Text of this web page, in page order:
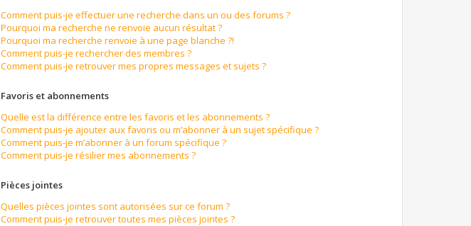
Comment puis-je effectuer une recherche dans un ou des forums ?
Pourquoi ma recherche ne renvoie aucun résultat ?
Pourquoi ma recherche renvoie à une page blanche ?!
Comment puis-je rechercher des membres ?
Comment puis-je retrouver mes propres messages et sujets ?
Favoris et abonnements
Quelle est la différence entre les favoris et les abonnements ?
Comment puis-je ajouter aux favoris ou m’abonner à un sujet spécifique ?
Comment puis-je m’abonner à un forum spécifique ?
Comment puis-je résilier mes abonnements ?
Pièces jointes
Quelles pièces jointes sont autorisées sur ce forum ?
Comment puis-je retrouver toutes mes pièces jointes ?